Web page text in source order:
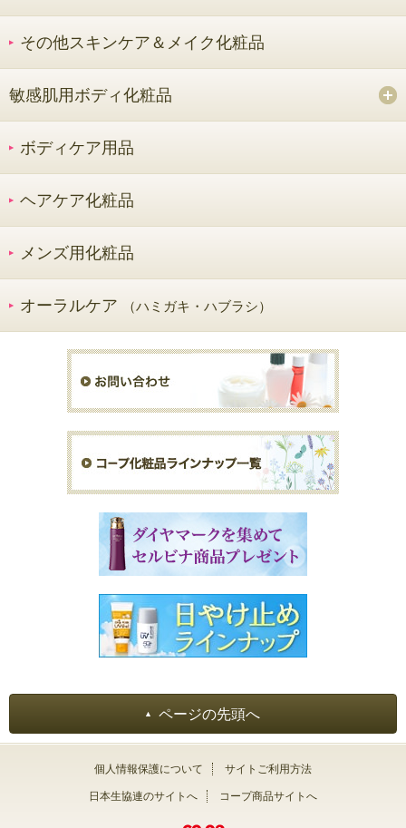
その他スキンケア＆メイク化粧品
敏感肌用ボディ化粧品
ボディケア用品
ヘアケア化粧品
メンズ用化粧品
オーラルケア （ハミガキ・ハブラシ）
ページの先頭へ
個人情報保護について サイトご利用方法
日本生協連のサイトへ コープ商品サイトへ